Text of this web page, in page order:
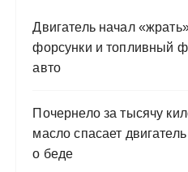
Двигатель начал
форсунки и топливный
авто
Почернело за тысячу
масло спасает
о беде